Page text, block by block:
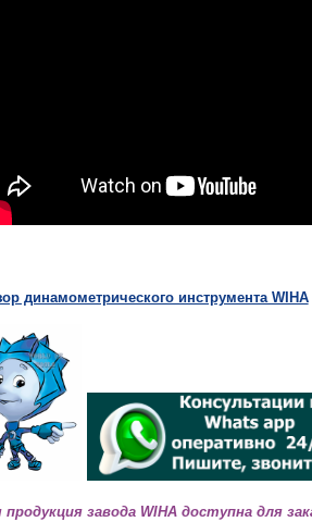
динамометрического инструмента WIHA
продукция завода WIHA доступна для